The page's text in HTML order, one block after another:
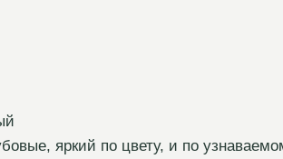
яркий по цвету, и по